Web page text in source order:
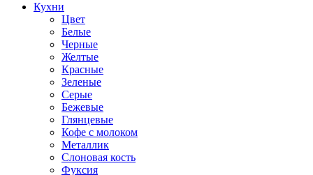
Кухни
Цвет
Белые
Черные
Желтые
Красные
Зеленые
Серые
Бежевые
Глянцевые
Кофе с молоком
Металлик
Слоновая кость
Фуксия